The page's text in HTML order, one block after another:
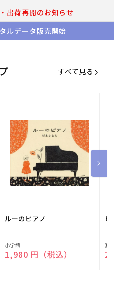
出荷再開のお知らせ
ルデータ販売開始
すべて見る
ルーのピアノ
販
売
小学館
通常価格
1,980 円（税込）
ピ
販
売
㈱